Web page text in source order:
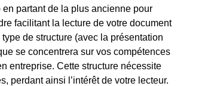
partant de la plus ancienne pour
facilitant la lecture de votre document
de structure (avec la présentation
se concentrera sur vos compétences
entreprise. Cette structure nécessite
perdant ainsi l’intérêt de votre lecteur.